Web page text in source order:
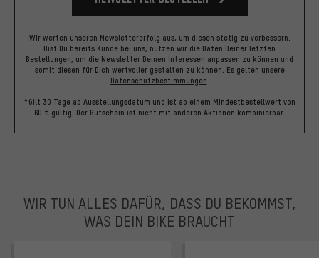
Wir werten unseren Newslettererfolg aus, um diesen stetig zu verbessern.
Bist Du bereits Kunde bei uns, nutzen wir die Daten Deiner letzten
Bestellungen, um die Newsletter Deinen Interessen anpassen zu können und
somit diesen für Dich wertvoller gestalten zu können. Es gelten unsere
Datenschutzbestimmungen.
*Gilt 30 Tage ab Ausstellungsdatum und ist ab einem Mindestbestellwert von
60 € gültig. Der Gutschein ist nicht mit anderen Aktionen kombinierbar.
WIR TUN ALLES DAFÜR, DASS DU BEKOMMST,
WAS DEIN BIKE BRAUCHT